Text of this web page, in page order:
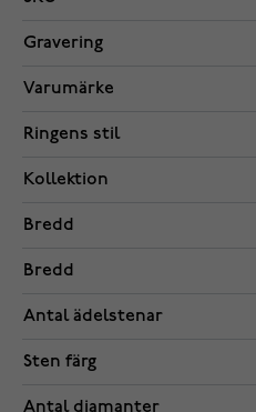
Gravering
Varumärke
Ringens stil
Kollektion
Bredd
Bredd
Antal ädelstenar
Sten färg
Antal diamanter